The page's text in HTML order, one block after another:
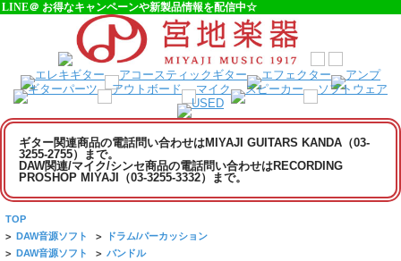
LINE＠ お得なキャンペーンや新製品情報を配信中☆
ギター関連商品の電話問い合わせはMIYAJI GUITARS KANDA（03-
3255-2755）まで。
DAW関連/マイク/シンセ商品の電話問い合わせはRECORDING
PROSHOP MIYAJI（03-3255-3332）まで。
TOP
> DAW音源ソフト > ドラム/パーカッション
> DAW音源ソフト > バンドル